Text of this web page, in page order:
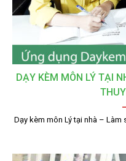
DẠY KÈM MÔN LÝ TẠI
Dạy kèm môn Lý tại nhà – Làm